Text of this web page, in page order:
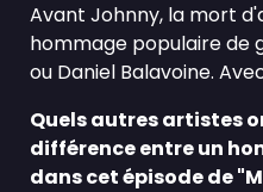
Avant Johnny, la mort
hommage populaire de
ou Daniel Balavoine.
Quels autres artistes
différence entre un
dans cet épisode de